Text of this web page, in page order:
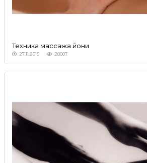
Техника массажа йони
27.11.2019 20007